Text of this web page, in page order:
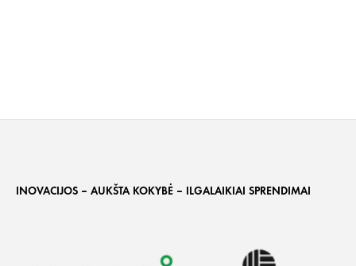
INOVACIJOS – AUKŠTA KOKYBĖ – ILGALAIKIAI SPRENDIMAI